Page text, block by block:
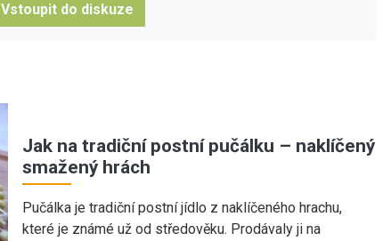
Vstoupit do diskuze
Jak na tradiční postní pučálku – naklíčený
smažený hrách
Pučálka je tradiční postní jídlo z naklíčeného hrachu,
které je známé už od středověku. Prodávaly ji na